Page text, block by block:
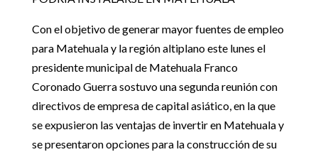
Con el objetivo de generar mayor fuentes de empleo
para Matehuala y la región altiplano este lunes el
presidente municipal de Matehuala Franco
Coronado Guerra sostuvo una segunda reunión con
directivos de empresa de capital asiático, en la que
se expusieron las ventajas de invertir en Matehuala y
se presentaron opciones para la construcción de su